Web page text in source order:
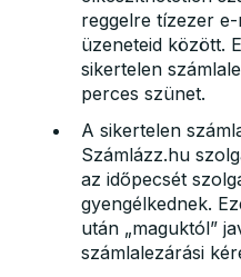
reggelre tízezer
üzeneteid között.
sikertelen
perces szünet.
A sikertelen
Számlázz.hu
az időpecsét
gyengélkednek.
után „maguktól”
számlalezárási